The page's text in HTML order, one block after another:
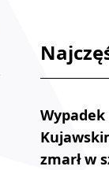
zmarł w